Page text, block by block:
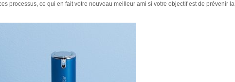
processus, ce qui en fait votre nouveau meilleur ami si votre objectif est de prévenir la